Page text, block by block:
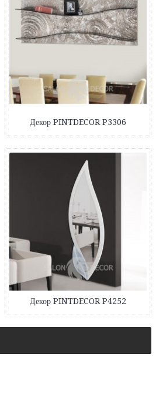
Декор PINTDECOR P3306
Декор PINTDECOR P4252